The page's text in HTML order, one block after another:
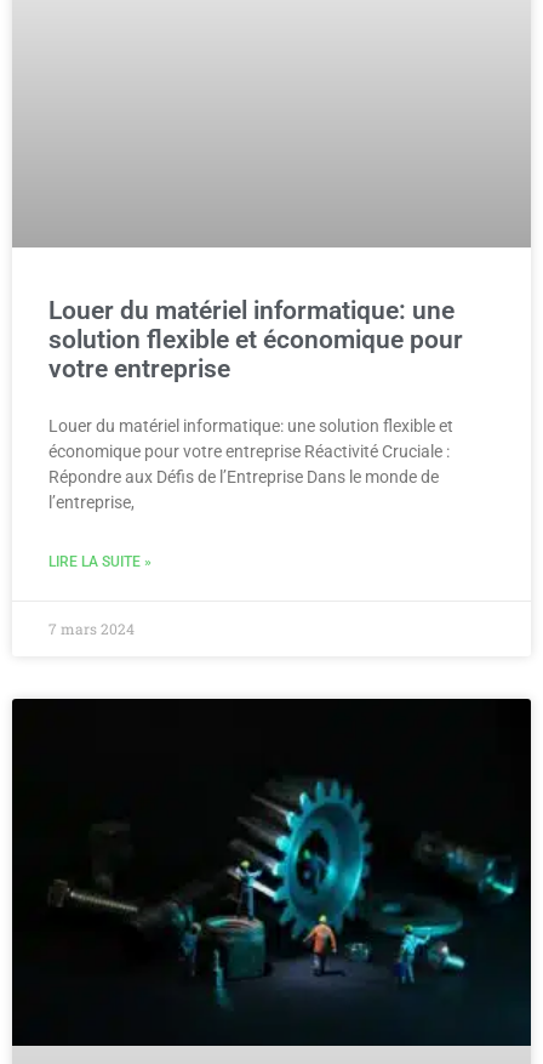
Louer du matériel informatique: une
solution flexible et économique pour
votre entreprise
Louer du matériel informatique: une solution flexible et
économique pour votre entreprise Réactivité Cruciale :
Répondre aux Défis de l’Entreprise Dans le monde de
l’entreprise,
LIRE LA SUITE »
7 mars 2024